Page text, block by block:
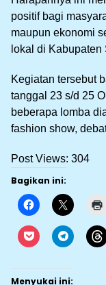
positif bagi
maupun ekonomi
lokal di Kabupaten
Kegiatan tersebut
tanggal 23 s/d 25
beberapa lomba
fashion show,
Post Views: 304
Bagikan ini:
Menyukai ini: